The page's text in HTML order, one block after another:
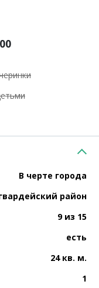
В черте города
район
9 из 15
есть
24 кв. м.
1